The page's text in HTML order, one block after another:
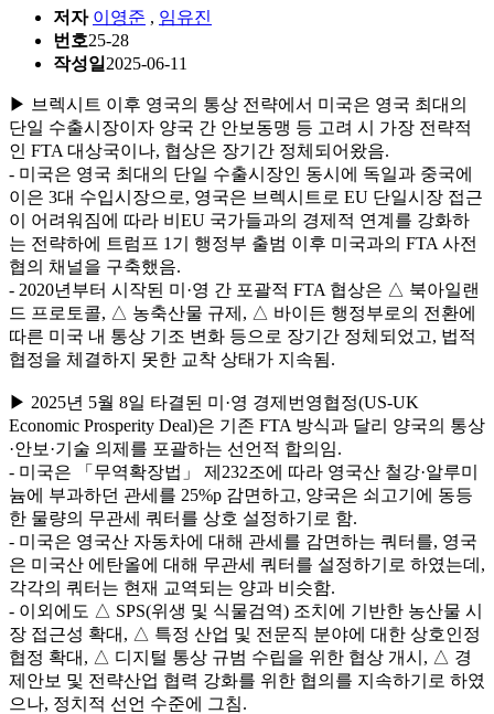
저자 이영준 , 임유진
번호25-28
작성일 2025-06-11
▶ 브렉시트 이후 영국의 통상 전략에서 미국은 영국 최대의
단일 수출시장이자 양국 간 안보동맹 등 고려 시 가장 전략적
인 FTA 대상국이나, 협상은 장기간 정체되어왔음.
- 미국은 영국 최대의 단일 수출시장인 동시에 독일과 중국에
이은 3대 수입시장으로, 영국은 브렉시트로 EU 단일시장 접근
이 어려워짐에 따라 비EU 국가들과의 경제적 연계를 강화하
는 전략하에 트럼프 1기 행정부 출범 이후 미국과의 FTA 사전
협의 채널을 구축했음.
- 2020년부터 시작된 미·영 간 포괄적 FTA 협상은 △ 북아일랜
드 프로토콜, △ 농축산물 규제, △ 바이든 행정부로의 전환에
따른 미국 내 통상 기조 변화 등으로 장기간 정체되었고, 법적
협정을 체결하지 못한 교착 상태가 지속됨.
▶ 2025년 5월 8일 타결된 미·영 경제번영협정(US-UK
Economic Prosperity Deal)은 기존 FTA 방식과 달리 양국의 통상
·안보·기술 의제를 포괄하는 선언적 합의임.
- 미국은 「무역확장법」 제232조에 따라 영국산 철강·알루미
늄에 부과하던 관세를 25%p 감면하고, 양국은 쇠고기에 동등
한 물량의 무관세 쿼터를 상호 설정하기로 함.
- 미국은 영국산 자동차에 대해 관세를 감면하는 쿼터를, 영국
은 미국산 에탄올에 대해 무관세 쿼터를 설정하기로 하였는데,
각각의 쿼터는 현재 교역되는 양과 비슷함.
- 이외에도 △ SPS(위생 및 식물검역) 조치에 기반한 농산물 시
장 접근성 확대, △ 특정 산업 및 전문직 분야에 대한 상호인정
협정 확대, △ 디지털 통상 규범 수립을 위한 협상 개시, △ 경
제안보 및 전략산업 협력 강화를 위한 협의를 지속하기로 하였
으나, 정치적 선언 수준에 그침.